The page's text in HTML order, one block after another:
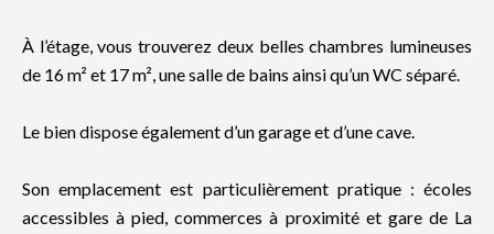
À l’étage, vous trouverez deux belles chambres lumineuses
de 16 m² et 17 m², une salle de bains ainsi qu’un WC séparé.
Le bien dispose également d’un garage et d’une cave.
Son emplacement est particulièrement pratique : écoles
accessibles à pied, commerces à proximité et gare de La